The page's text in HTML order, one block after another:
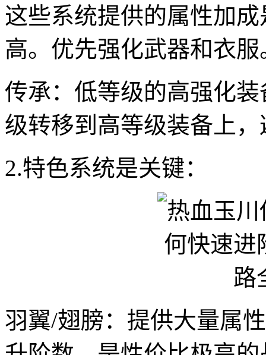
这些系统提供的属性加
高。优先强化武器和衣服
传承：低等级的高强化
级转移到高等级装备上
2.特色系统是关键：
羽翼/翅膀：提供大量属